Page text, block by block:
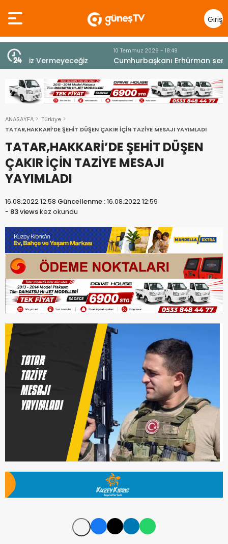
Giriş
Yap
Cumhurbaşkanı Erhürman sergi açılışında
fenalaşarak hastaneye kaldırıldı
ANASAYFA
Türkiye
TATAR,HAKKARİ’DE ŞEHİT DÜŞEN ÇAKIR İÇİN TAZİYE MESAJI YAYIMLADI
TATAR,HAKKARİ’DE ŞEHİT DÜŞEN
ÇAKIR İÇİN TAZİYE MESAJI
YAYIMLADI
16.08.2022 12:58 Güncellenme :16.08.2022 12:59
- 83 viewskez okundu